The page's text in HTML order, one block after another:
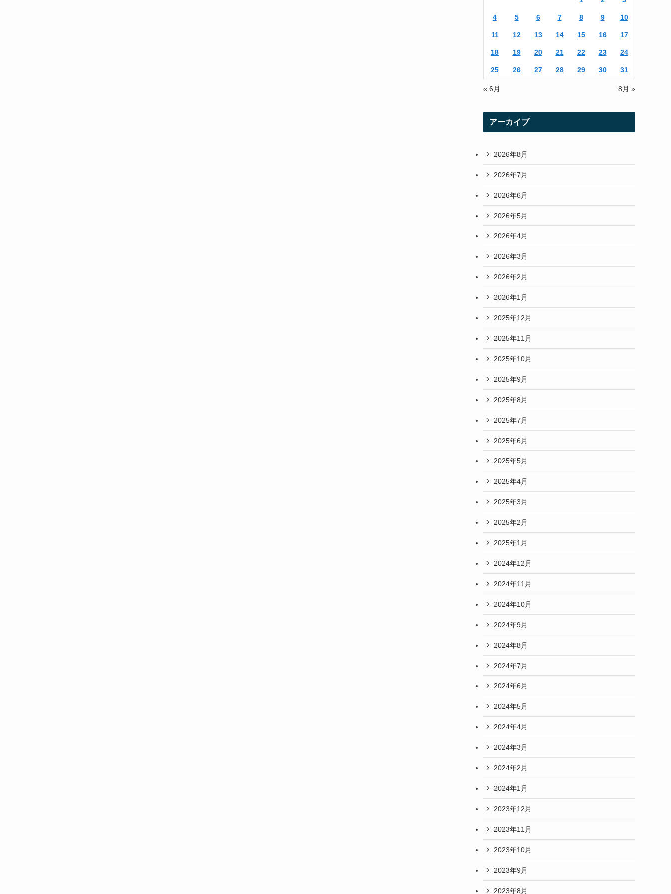
4 5 6 7 8 9 10
11 12 13 14 15 16 17
18 19 20 21 22 23 24
25 26 27 28 29 30 31
« 6月 8月 »
アーカイブ
2026年8月
2026年7月
2026年6月
2026年5月
2026年4月
2026年3月
2026年2月
2026年1月
2025年12月
2025年11月
2025年10月
2025年9月
2025年8月
2025年7月
2025年6月
2025年5月
2025年4月
2025年3月
2025年2月
2025年1月
2024年12月
2024年11月
2024年10月
2024年9月
2024年8月
2024年7月
2024年6月
2024年5月
2024年4月
2024年3月
2024年2月
2024年1月
2023年12月
2023年11月
2023年10月
2023年9月
2023年8月